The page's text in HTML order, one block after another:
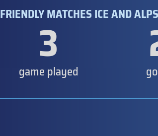
FRIENDLY MATCHES ICE AND
3
game played